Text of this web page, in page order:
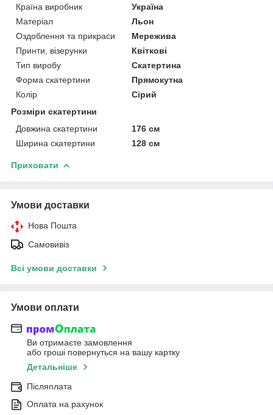
Країна виробник
Україна
Матеріал
Льон
Оздоблення та прикраси
Мережива
Принти, візерунки
Квіткові
Тип виробу
Скатертина
Форма скатертини
Прямокутна
Колір
Сірий
Розміри скатертини
Довжина скатертини
176 см
Ширина скатертини
128 см
Приховати
Умови доставки
Нова Пошта
Самовивіз
Всі умови доставки
Умови оплати
Ви отримаєте замовлення
або гроші повернуться на вашу картку
Детальніше
Післяплата
Оплата на рахунок